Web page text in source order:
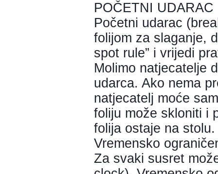
POČETNI
Početni udarac
folijom za slaganje,
spot rule” i vrijedi
Molimo natjecatelje
udarca. Ako nema
natjecatelj moće
foliju može skloniti i
folija ostaje na stolu.
Vremensko
Za svaki susret